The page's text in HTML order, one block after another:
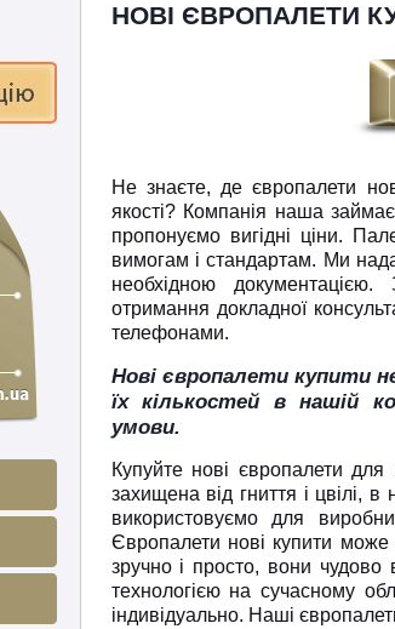
НОВІ ЄВРОПАЛЕТИ
Не знаєте, де європалети
якості? Компанія наша
пропонуємо вигідні ціни.
вимогам і стандартам. Ми
необхідною
отримання докладної
телефонами.
Нові європалети купити
їх кількостей в нашій
умови.
Купуйте нові європалети
захищена від гниття і цвілі, в
використовуємо для
Європалети нові купити
зручно і просто, вони
технологією на сучасному
індивідуально. Наші